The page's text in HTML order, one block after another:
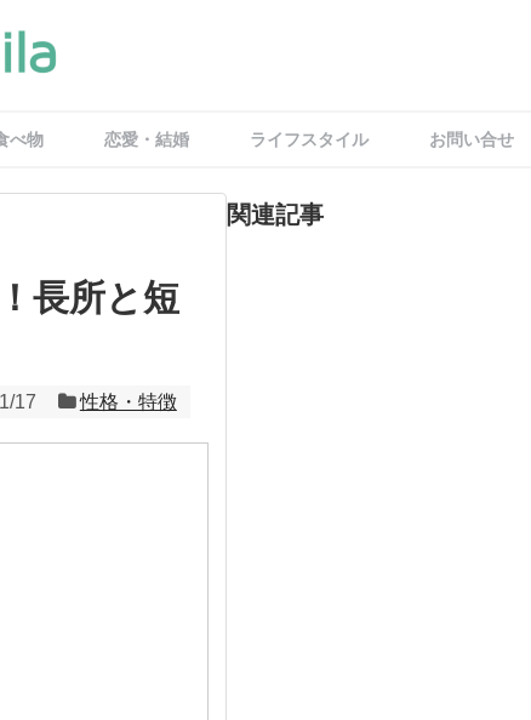
べ物 恋愛・結婚 ライフスタイル お問い合せ
長所と短
17 性格・特徴
関連記事